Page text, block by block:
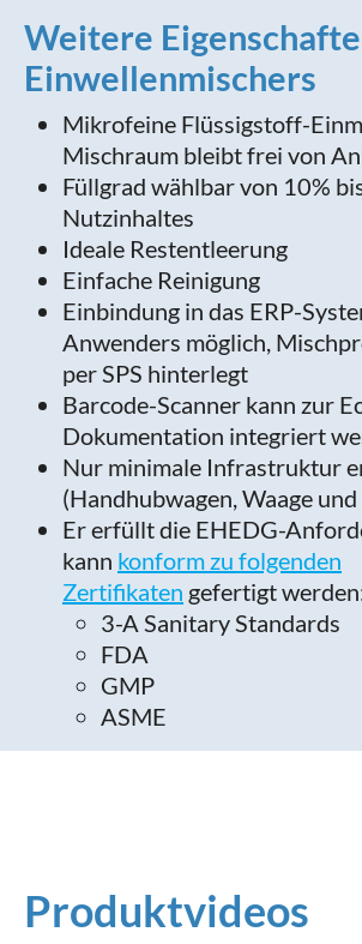
Weitere
Einwellenmischers
Mikrofeine Flüssigstoff-
Mischraum bleibt frei von
Füllgrad wählbar von 10%
Nutzinhaltes
Ideale Restentleerung
Einfache Reinigung
Einbindung in das ERP-
Anwenders möglich,
per SPS hinterlegt
Barcode-Scanner kann zur
Dokumentation integriert
Nur minimale Infrastruktur
(Handhubwagen, Waage
Er erfüllt die EHEDG-
kann konform zu folgenden
Zertifikaten gefertigt
3-A Sanitary Standards
FDA
GMP
ASME
Produktvideos